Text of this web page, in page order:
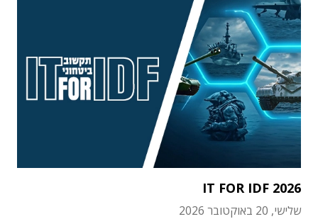
IT FOR IDF 2026
שלישי, 20 באוקטובר 2026